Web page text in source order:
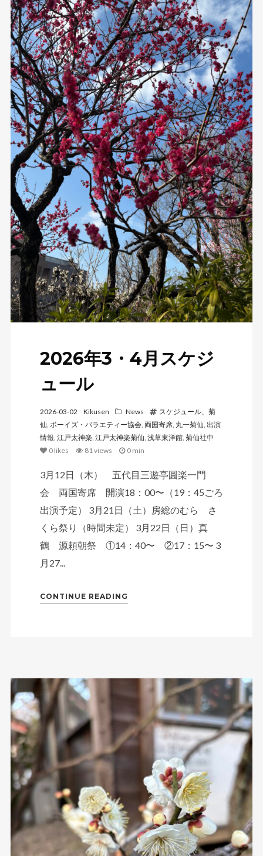
2026年3・4月スケジ
ュール
2026-03-02 Kikusen News
スケジュール、菊
仙 ボーイズ・バラエティー協会, 両国寄席, 丸一菊仙 出演
情報 江戸太神楽 江戸太神楽菊仙 浅草東洋館, 菊仙社中
0 likes 81 views 0 min
3月12日（木） 五代目三遊亭圓楽一門
会 両国寄席 開演18：00〜（19：45ごろ
出演予定） 3月21日（土）房総のむら さ
くら祭り（時間未定） 3月22日（日）真
鶴 源頼朝祭 ①14：40〜 ②17：15〜 3
月27...
CONTINUE READING